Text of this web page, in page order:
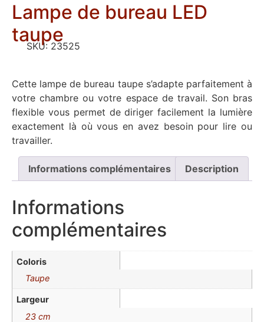
Lampe de bureau LED
taupe
SKU: 23525
Cette lampe de bureau taupe s’adapte parfaitement à
votre chambre ou votre espace de travail. Son bras
flexible vous permet de diriger facilement la lumière
exactement là où vous en avez besoin pour lire ou
travailler.
Informations complémentaires Description
Informations
complémentaires
Coloris
Taupe
Largeur
23 cm